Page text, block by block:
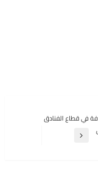
في قطاع الفنادق